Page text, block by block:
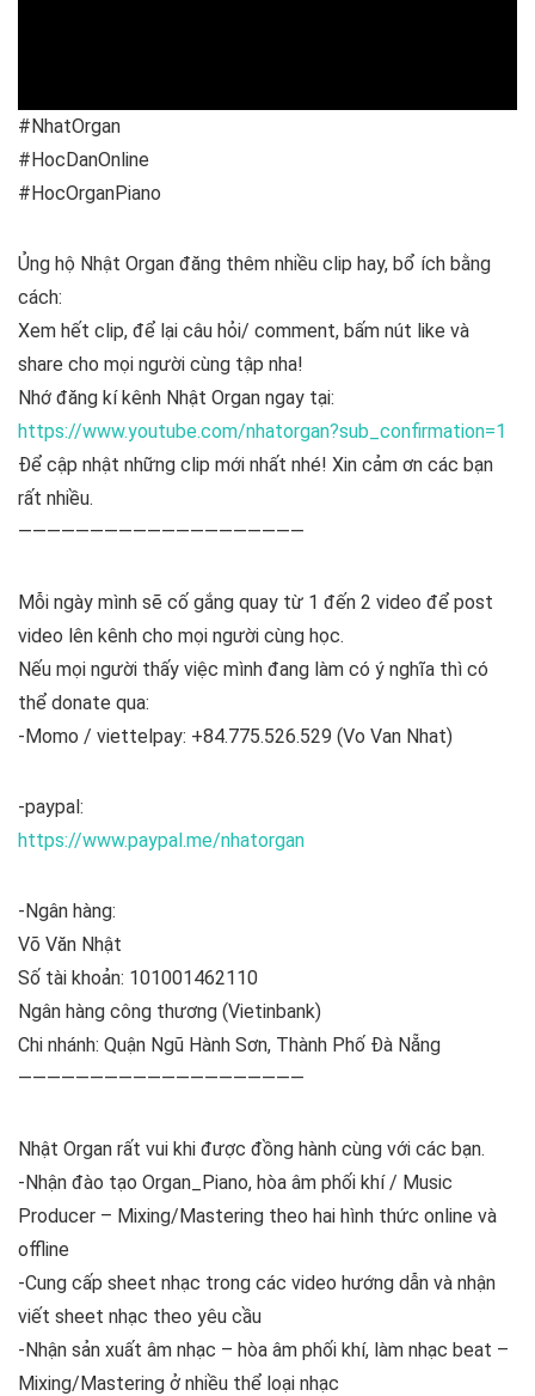
#NhatOrgan
#HocDanOnline
#HocOrganPiano
Ủng hộ Nhật Organ đăng thêm nhiều clip hay, bổ ích bằng
cách:
Xem hết clip, để lại câu hỏi/ comment, bấm nút like và
share cho mọi người cùng tập nha!
Nhớ đăng kí kênh Nhật Organ ngay tại:
https://www.youtube.com/nhatorgan?sub_confirmation=1
Để cập nhật những clip mới nhất nhé! Xin cảm ơn các bạn
rất nhiều.
————————————————————
Mỗi ngày mình sẽ cố gắng quay từ 1 đến 2 video để post
video lên kênh cho mọi người cùng học.
Nếu mọi người thấy việc mình đang làm có ý nghĩa thì có
thể donate qua:
-Momo / viettelpay: +84.775.526.529 (Vo Van Nhat)
-paypal:
https://www.paypal.me/nhatorgan
-Ngân hàng:
Võ Văn Nhật
Số tài khoản: 101001462110
Ngân hàng công thương (Vietinbank)
Chi nhánh: Quận Ngũ Hành Sơn, Thành Phố Đà Nẵng
————————————————————
Nhật Organ rất vui khi được đồng hành cùng với các bạn.
-Nhận đào tạo Organ_Piano, hòa âm phối khí / Music
Producer – Mixing/Mastering theo hai hình thức online và
offline
-Cung cấp sheet nhạc trong các video hướng dẫn và nhận
viết sheet nhạc theo yêu cầu
-Nhận sản xuất âm nhạc – hòa âm phối khí, làm nhạc beat –
Mixing/Mastering ở nhiều thể loại nhạc